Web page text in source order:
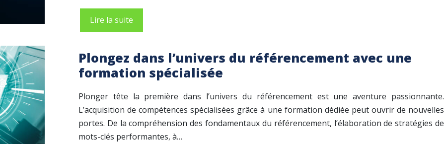
Lire la suite
Plongez dans l’univers du référencement avec une
formation spécialisée
Plonger tête la première dans l’univers du référencement est une aventure passionnante.
L’acquisition de compétences spécialisées grâce à une formation dédiée peut ouvrir de nouvelles
portes. De la compréhension des fondamentaux du référencement, l’élaboration de stratégies de
mots-clés performantes, à…